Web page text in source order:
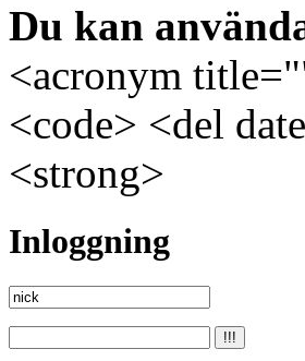
Du kan
<acronym
<code> <del
<strong>
Inloggning